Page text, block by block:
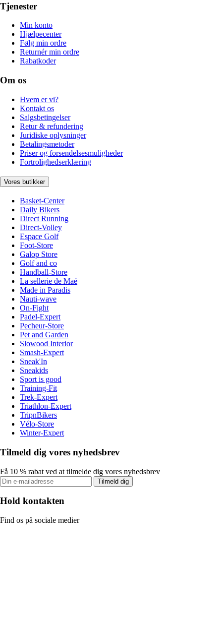
Tjenester
Min konto
Hjælpecenter
Følg min ordre
Returnér min ordre
Rabatkoder
Om os
Hvem er vi?
Kontakt os
Salgsbetingelser
Retur & refundering
Juridiske oplysninger
Betalingsmetoder
Priser og forsendelsesmuligheder
Fortrolighedserklæring
Vores butikker
Basket-Center
Daily Bikers
Direct Running
Direct-Volley
Espace Golf
Foot-Store
Galop Store
Golf and co
Handball-Store
La sellerie de Maé
Made in Paradis
Nauti-wave
On-Fight
Padel-Expert
Pecheur-Store
Pet and Garden
Slowood Interior
Smash-Expert
Sneak'In
Sneakids
Sport is good
Training-Fit
Trek-Expert
Triathlon-Expert
TripnBikers
Vélo-Store
Winter-Expert
Tilmeld dig vores nyhedsbrev
Få 10 % rabat ved at tilmelde dig vores nyhedsbrev
Tilmeld dig
Hold kontakten
Find os på sociale medier